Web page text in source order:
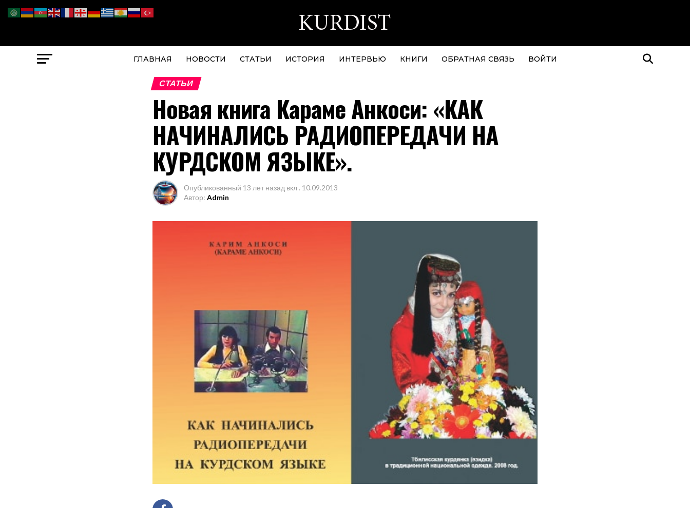
ГЛАВНАЯ НОВОСТИ СТАТЬИ ИСТОРИЯ ИНТЕРВЬЮ КНИГИ ОБРАТНАЯ СВЯЗЬ ВОЙТИ
СТАТЬИ
Новая книга Караме Анкоси: «КАК
НАЧИНАЛИСЬ РАДИОПЕРЕДАЧИ НА
КУРДСКОМ ЯЗЫКЕ».
Опубликованный 13 лет назад вкл . 10.09.2013
Автор: Admin